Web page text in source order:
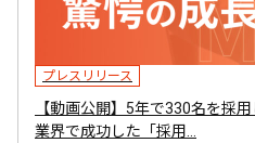
プレスリリース
【動画公開】5年で330名を採
業界で成功した「採用…